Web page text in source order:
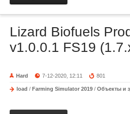
Lizard Biofuels
v1.0.0.1 FS19
Hard 7-12-2020, 12:11 801
load / Farming Simulator 2019 / Объекты и